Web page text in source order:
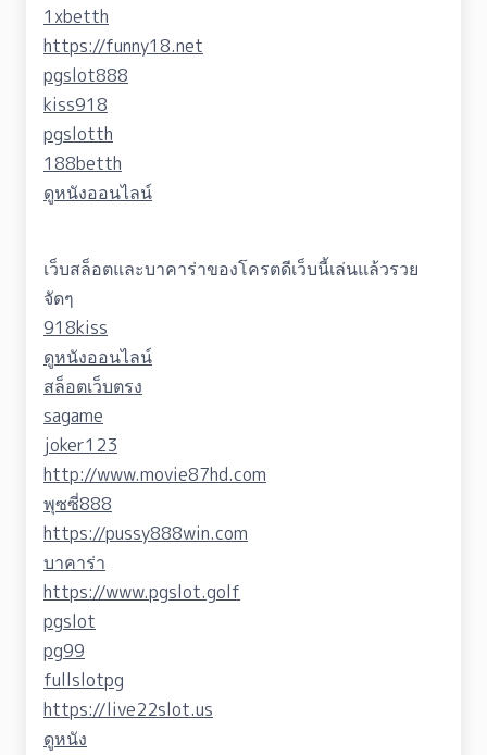
1xbetth
https://funny18.net
pgslot888
kiss918
pgslotth
188betth
ดูหนังออนไลน์
เว็บสล็อตและบาคาร่าของโครตดีเว็บนี้เล่นแล้วรวย
จัดๆ
918kiss
ดูหนังออนไลน์
สล็อตเว็บตรง
sagame
joker123
http://www.movie87hd.com
พุซซี่888
https://pussy888win.com
บาคาร่า
https://www.pgslot.golf
pgslot
pg99
fullslotpg
https://live22slot.us
ดูหนัง